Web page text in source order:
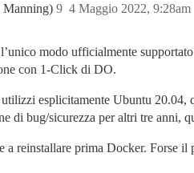
Manning) 4 Maggio 2022, 9:28am
9
modo ufficialmente
con 1-Click di DO.
esplicitamente Ubuntu
di bug/sicurezza per altri tre anni,
a reinstallare prima Docker. Forse